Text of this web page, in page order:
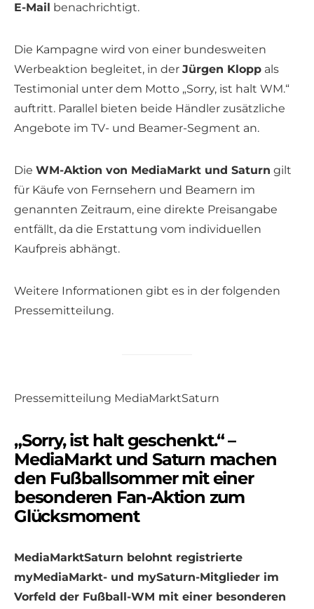
E-Mail benachrichtigt.
Die Kampagne wird von einer bundesweiten
Werbeaktion begleitet, in der Jürgen Klopp als
Testimonial unter dem Motto „Sorry, ist halt WM.“
auftritt. Parallel bieten beide Händler zusätzliche
Angebote im TV- und Beamer-Segment an.
Die WM-Aktion von MediaMarkt und Saturn gilt
für Käufe von Fernsehern und Beamern im
genannten Zeitraum, eine direkte Preisangabe
entfällt, da die Erstattung vom individuellen
Kaufpreis abhängt.
Weitere Informationen gibt es in der folgenden
Pressemitteilung.
Pressemitteilung MediaMarktSaturn
„Sorry, ist halt geschenkt.“ –
MediaMarkt und Saturn machen
den Fußballsommer mit einer
besonderen Fan-Aktion zum
Glücksmoment
MediaMarktSaturn belohnt registrierte
myMediaMarkt- und mySaturn-Mitglieder im
Vorfeld der Fußball-WM mit einer besonderen